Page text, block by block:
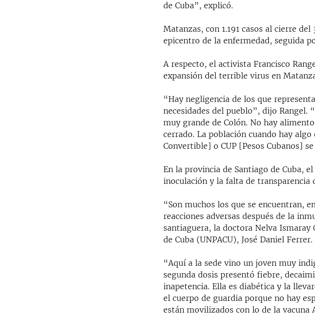
de Cuba”, explicó.
Matanzas, con 1.191 casos al cierre
epicentro de la enfermedad, seguida
A respecto, el activista Francisco
expansión del terrible virus en
“Hay negligencia de los que
necesidades del pueblo”, dijo Rangel.
muy grande de Colón. No hay
cerrado. La población cuando hay
Convertible] o CUP [Pesos Cubanos]
En la provincia de Santiago de Cuba,
inoculación y la falta de transparencia
“Son muchos los que se encuentran,
reacciones adversas después de la
santiaguera, la doctora Nelva
de Cuba (UNPACU), José Daniel Ferrer.
“Aquí a la sede vino un joven muy
segunda dosis presentó fiebre,
inapetencia. Ella es diabética y la
el cuerpo de guardia porque no hay
están movilizados con lo de la vacuna